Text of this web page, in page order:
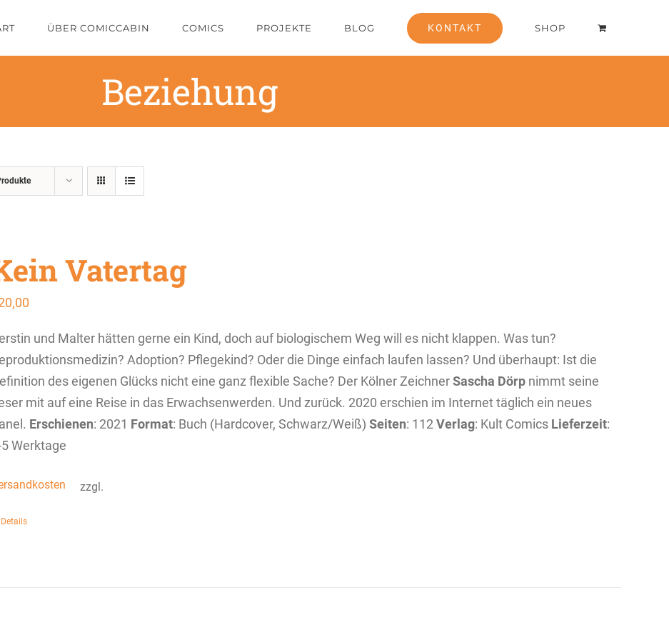
ÜBER COMICCABIN COMICS PROJEKTE BLOG KONTAKT SHOP
Beziehung
Vatertag
und Malter hätten gerne ein Kind, doch auf biologischem Weg will es nicht klappen. Was tun?
Adoption? Pflegekind? Oder die Dinge einfach laufen lassen? Und überhaupt: Ist die
des eigenen Glücks nicht eine ganz flexible Sache? Der Kölner ZeichnerSascha Dörpnimmt seine
mit auf eine Reise in das Erwachsenwerden. Und zurück. 2020 erschien im Internet täglich ein neues
Erschienen: 2021 Format: Buch (Hardcover, Schwarz/Weiß) Seiten: 112 Verlag: Kult Comics Lieferzeit:
Werktage
zzgl.
Details